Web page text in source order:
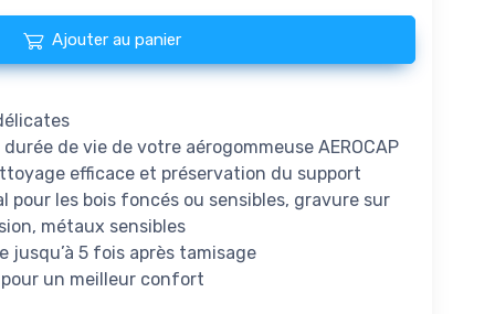
Ajouter au panier
de vie de votre aérogommeuse AEROCAP
efficace et préservation du support
pour les bois foncés ou sensibles, gravure sur
métaux sensibles
jusqu’à 5 fois après tamisage
un meilleur confort